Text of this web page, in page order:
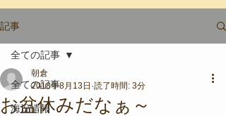
記事
全ての記事
海況情報
全ての記事
お盆休みだなぁ～
朝倉
2018年8月13日 読了時間: 3分